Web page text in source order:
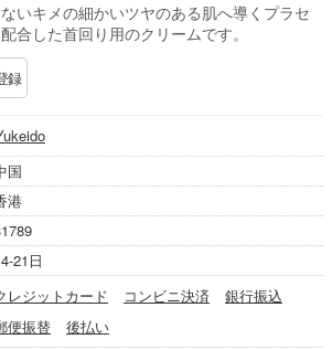
いキメの細かいツヤのある肌へ導くプラセ
合した首回り用のクリームです。
録
国
港
21日
レジットカード コンビニ決済
銀行振込
便振替
後払い